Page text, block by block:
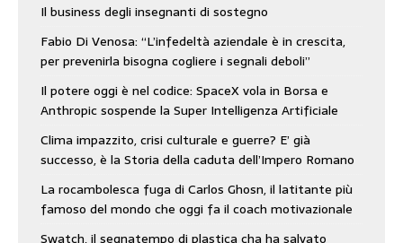
Il business degli insegnanti di sostegno
Fabio Di Venosa: “L’infedeltà aziendale è in crescita,
per prevenirla bisogna cogliere i segnali deboli”
Il potere oggi è nel codice: SpaceX vola in Borsa e
Anthropic sospende la Super Intelligenza Artificiale
Clima impazzito, crisi culturale e guerre? E’ già
successo, è la Storia della caduta dell’Impero Romano
La rocambolesca fuga di Carlos Ghosn, il latitante più
famoso del mondo che oggi fa il coach motivazionale
Swatch, il segnatempo di plastica cha ha salvato